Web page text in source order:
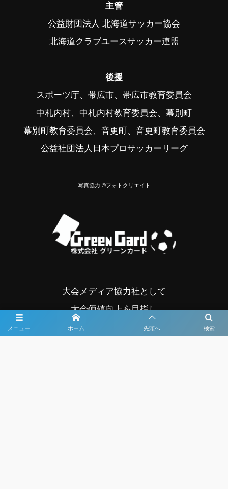
メニュー 検索
ホーム 先頭へ
主管
公益財団法人 北海道サッカー協会
北海道クラブユースサッカー連盟
後援
スポーツ庁、帯広市、帯広市教育委員会
中札内村、中札内村教育委員会、幕別町
幕別町教育委員会、音更町、音更町教育委員会
公益社団法人日本プロサッカーリーグ
写真協力 ©フォトクリエイト
大会メディア協力社として
大会価値向上を目指し
大会を盛り上げます